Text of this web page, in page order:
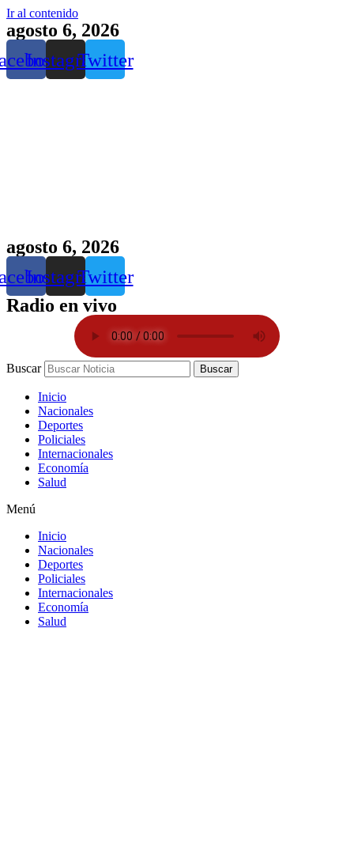
Ir al contenido
agosto 6, 2026
InstagramTwitter
agosto 6, 2026
InstagramTwitter
Radio en vivo
Buscar Buscar
Inicio
Nacionales
Deportes
Policiales
Internacionales
Economía
Salud
Menú
Inicio
Nacionales
Deportes
Policiales
Internacionales
Economía
Salud